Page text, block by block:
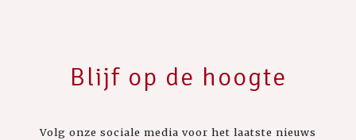
Blijf op de hoogte
Volg onze sociale media voor het laatste nieuws